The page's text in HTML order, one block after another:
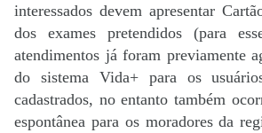
interessados devem apresentar
dos exames pretendidos (para
atendimentos já foram previamente
do sistema Vida+ para os
cadastrados, no entanto também
espontânea para os moradores da